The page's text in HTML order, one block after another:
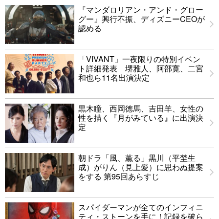
『マンダロリアン・アンド・グロー
グー』興行不振、ディズニーCEOが
認める
「VIVANT」一夜限りの特別イベン
ト詳細発表 堺雅人、阿部寛、二宮
和也ら11名出演決定
黒木瞳、西岡徳馬、吉田羊、女性の
性を描く『月がみている』に出演決
定
朝ドラ「風、薫る」黒川（平埜生
成）がりん（見上愛）に思わぬ提案
をする 第95回あらすじ
スパイダーマンが全てのインフィニ
ティ・ストーンを手に！記録を破ら